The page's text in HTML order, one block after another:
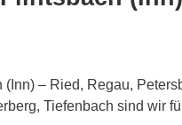
– Ried, Regau,
Tiefenbach sind wir